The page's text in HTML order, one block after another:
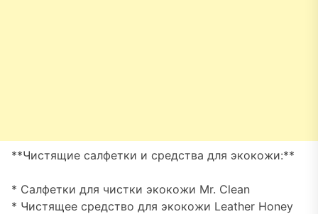
**Чистящие салфетки и средства для экокожи:**
* Салфетки для чистки экокожи Mr. Clean
* Чистящее средство для экокожи Leather Honey